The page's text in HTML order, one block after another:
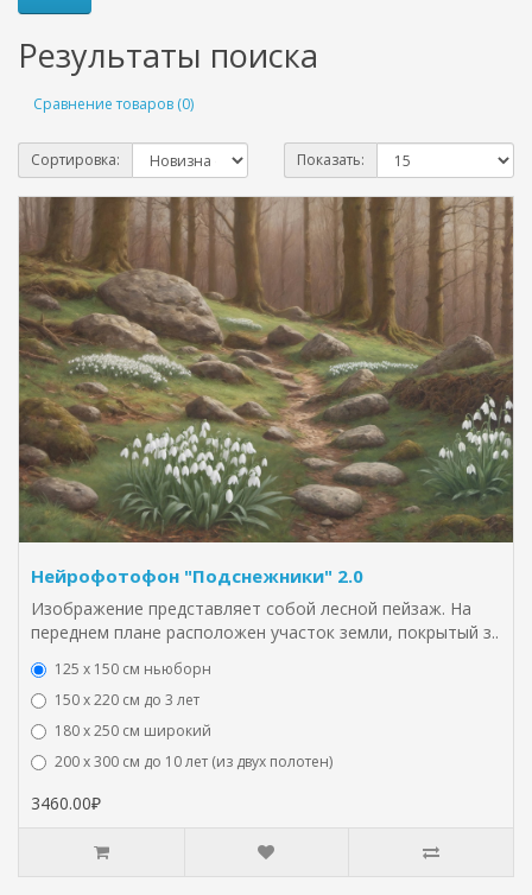
Результаты поиска
Сравнение товаров (0)
Сортировка: Показать:
Нейрофотофон "Подснежники" 2.0
Изображение представляет собой лесной пейзаж. На
переднем плане расположен участок земли, покрытый з..
125 x 150 см ньюборн
150 х 220 см до 3 лет
180 х 250 см широкий
200 х 300 см до 10 лет (из двух полотен)
3460.00₽